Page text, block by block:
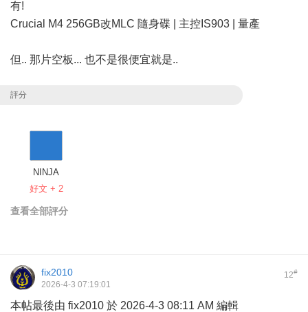
有!
Crucial M4 256GB改MLC 隨身碟 | 主控IS903 | 量產
但.. 那片空板... 也不是很便宜就是..
評分
NINJA
好文 + 2
查看全部評分
12#
fix2010
2026-4-3 07:19:01
本帖最後由 fix2010 於 2026-4-3 08:11 AM 編輯